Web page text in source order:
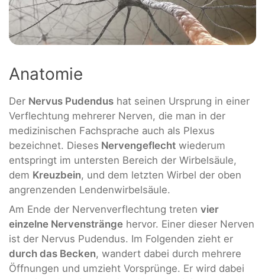
Anatomie
Der Nervus Pudendus hat seinen Ursprung in einer
Verflechtung mehrerer Nerven, die man in der
medizinischen Fachsprache auch als Plexus
bezeichnet. Dieses Nervengeflecht wiederum
entspringt im untersten Bereich der Wirbelsäule,
dem Kreuzbein, und dem letzten Wirbel der oben
angrenzenden Lendenwirbelsäule.
Am Ende der Nervenverflechtung treten vier
einzelne Nervenstränge hervor. Einer dieser Nerven
ist der Nervus Pudendus. Im Folgenden zieht er
durch das Becken, wandert dabei durch mehrere
Öffnungen und umzieht Vorsprünge. Er wird dabei